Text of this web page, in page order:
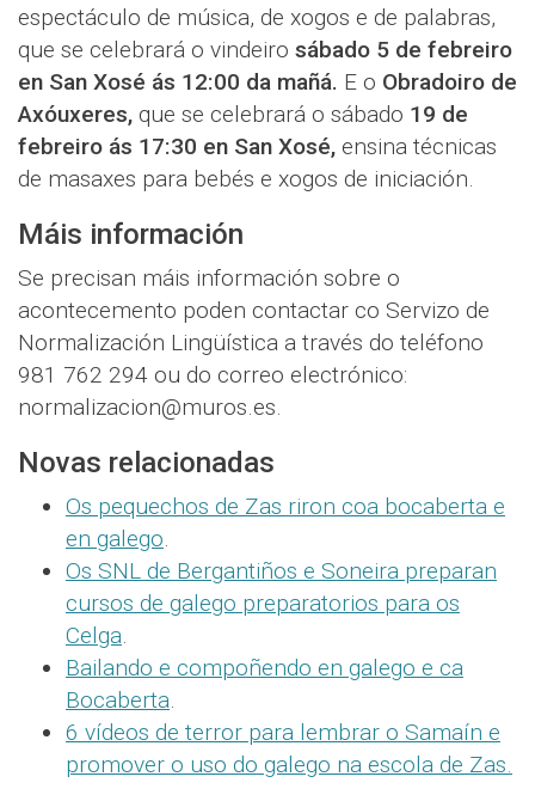
espectáculo de música, de xogos e de palabras,
que se celebrará o vindeiro sábado 5 de febreiro
en San Xosé ás 12:00 da mañá. E o Obradoiro de
Axóuxeres, que se celebrará o sábado 19 de
febreiro ás 17:30 en San Xosé, ensina técnicas
de masaxes para bebés e xogos de iniciación.
Máis información
Se precisan máis información sobre o
acontecemento poden contactar co Servizo de
Normalización Lingüística a través do teléfono
981 762 294 ou do correo electrónico:
normalizacion@muros.es.
Novas relacionadas
Os pequechos de Zas riron coa bocaberta e
en galego.
Os SNL de Bergantiños e Soneira preparan
cursos de galego preparatorios para os
Celga.
Bailando e compoñendo en galego e ca
Bocaberta.
6 vídeos de terror para lembrar o Samaín e
promover o uso do galego na escola de Zas.